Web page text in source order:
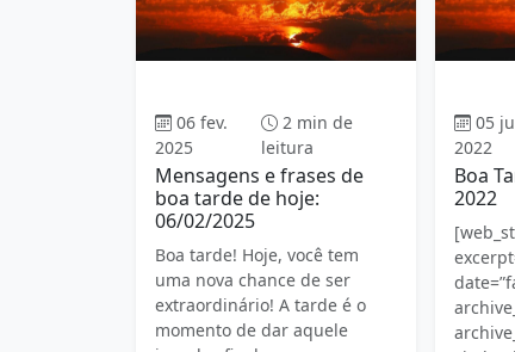
06 fev.
2025
2 min de
leitura
Mensagens e frases de
boa tarde de hoje:
06/02/2025
Boa tarde! Hoje, você tem
uma nova chance de ser
extraordinário! A tarde é o
momento de dar aquele
05
2022
Boa
2022